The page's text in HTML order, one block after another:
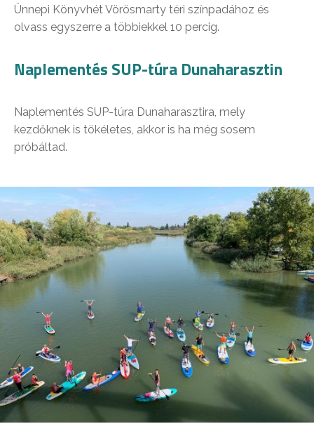
Ünnepi Könyvhét Vörösmarty téri színpadához és
olvass egyszerre a többiekkel 10 percig.
Naplementés SUP-túra Dunaharasztin
Naplementés SUP-túra Dunaharasztira, mely
kezdőknek is tökéletes, akkor is ha még sosem
próbáltad.